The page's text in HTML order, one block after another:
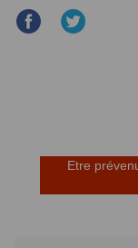
Partager
Etre